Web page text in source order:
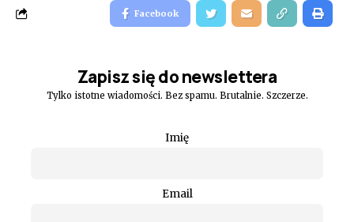
Facebook
Zapisz się do newslettera
Tylko istotne wiadomości. Bez spamu. Brutalnie. Szczerze.
Imię
Email